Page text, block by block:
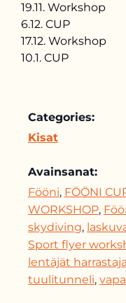
19.11. Workshop
6.12. CUP
17.12. Workshop
10.1. CUP
Categories:
Kisat
Avainsanat:
Fööni, FÖÖNI
WORKSHOP,
skydiving,
Sport flyer
lentäjät
tuulitunneli,